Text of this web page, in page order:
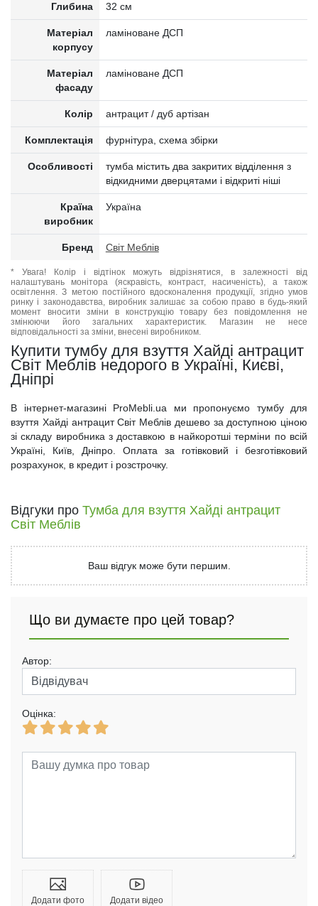
Глибина 32 см
Матеріал
корпусу
ламіноване ДСП
Матеріал
фасаду
ламіноване ДСП
Колір антрацит / дуб артізан
Комплектація фурнітура, схема збірки
Особливості
тумба містить два закритих відділення з
відкидними дверцятами і відкриті ніші
Країна
виробник
Україна
Бренд Світ Меблів
* Увага! Колір і відтінок можуть відрізнятися, в залежності від
налаштувань монітора (яскравість, контраст, насиченість), а також
освітлення. З метою постійного вдосконалення продукції, згідно умов
ринку і законодавства, виробник залишає за собою право в будь-який
момент вносити зміни в конструкцію товару без повідомлення не
змінюючи його загальних характеристик. Магазин не несе
відповідальності за зміни, внесені виробником.
Купити тумбу для взуття Хайді антрацит
Світ Меблів недорого в Україні, Києві,
Дніпрі
В інтернет-магазині ProMebli.ua ми пропонуємо тумбу для
взуття Хайді антрацит Світ Меблів дешево за доступною ціною
зі складу виробника з доставкою в найкоротші терміни по всій
Україні, Київ, Дніпро. Оплата за готівковий і безготівковий
розрахунок, в кредит і розстрочку.
Відгуки про Тумба для взуття Хайді антрацит
Світ Меблів
Ваш відгук може бути першим.
Що ви думаєте про цей товар?
Автор:
Оцінка:
Додати фото Додати відео